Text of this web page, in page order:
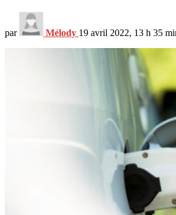
par Mélody 19 avril 2022, 13 h 35